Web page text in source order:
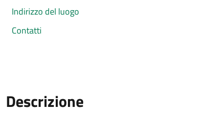
Indirizzo del luogo
Contatti
Descrizione